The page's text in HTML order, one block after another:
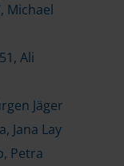
Michael
Ali
Jäger
Jana Lay
Petra